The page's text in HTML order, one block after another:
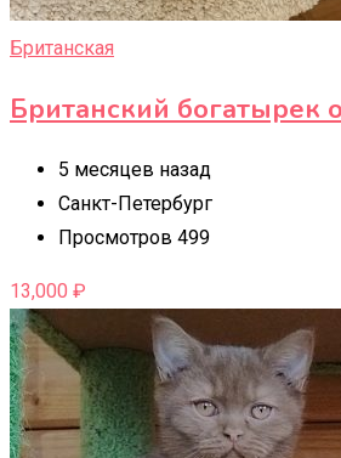
Британская
Британский богатырек
5 месяцев назад
Санкт-Петербург
Просмотров 499
13,000 ₽